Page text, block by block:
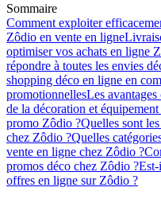
Sommaire
Comment exploiter
Zôdio en vente en ligne
optimiser vos achats en ligne
répondre à toutes les envies
shopping déco en ligne en
promotionnellesLes
de la décoration et équipement
promo Zôdio ?Quelles sont
chez Zôdio ?Quelles
vente en ligne chez Zôdio ?
promos déco chez Zôdio ?
offres en ligne sur Zôdio ?